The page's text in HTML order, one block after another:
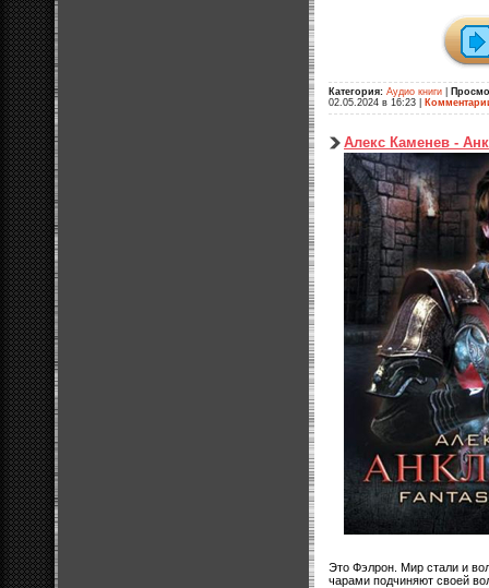
Категория: Аудио книги
02.05.2024 в 16:23
Алекс Каменев -
Это Фэлрон. Мир стали и
чарами подчиняют своей